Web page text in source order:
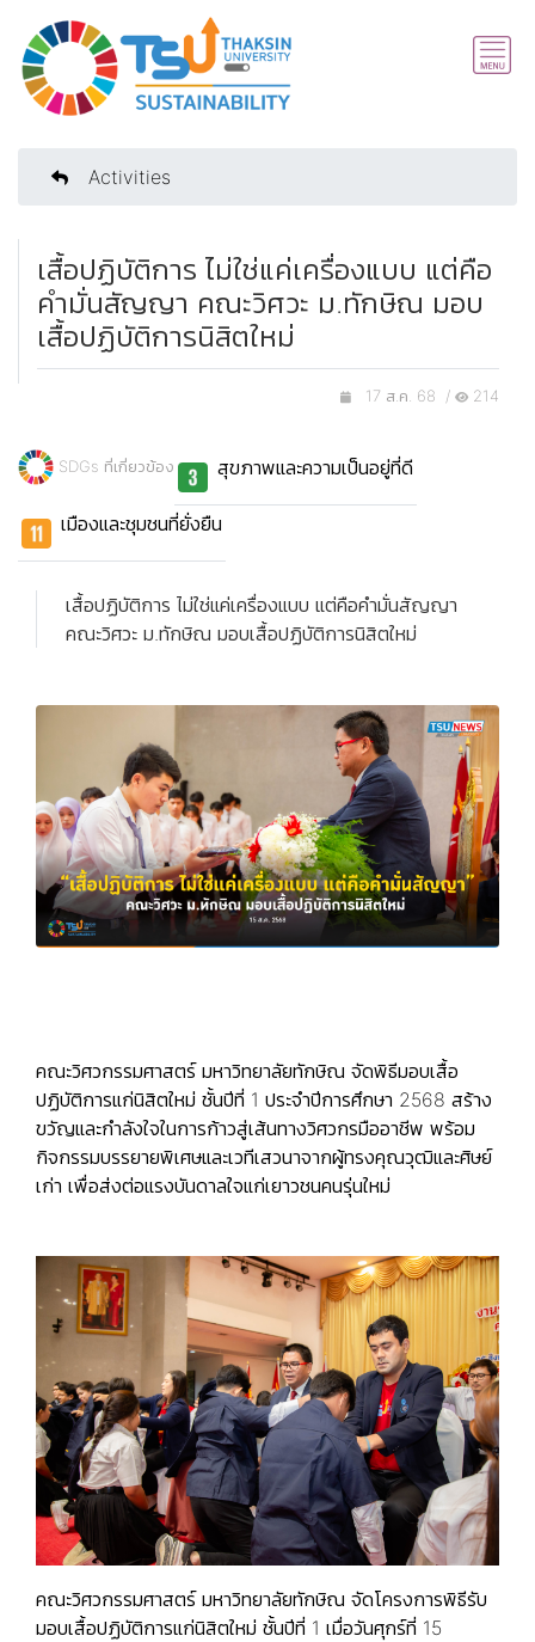
Activities
เสื้อปฏิบัติการ ไม่ใช่แค่เครื่องแบบ แต่คือ
คำมั่นสัญญา คณะวิศวะ ม.ทักษิณ มอบ
เสื้อปฏิบัติการนิสิตใหม่
17 ส.ค. 68 / 214
SDGs ที่เกี่ยวข้อง สุขภาพและความเป็นอยู่ที่ดี
เมืองและชุมชนที่ยั่งยืน
เสื้อปฏิบัติการ ไม่ใช่แค่เครื่องแบบ แต่คือคำมั่นสัญญา
คณะวิศวะ ม.ทักษิณ มอบเสื้อปฏิบัติการนิสิตใหม่
คณะวิศวกรรมศาสตร์ มหาวิทยาลัยทักษิณ จัดพิธีมอบเสื้อ
ปฏิบัติการแก่นิสิตใหม่ ชั้นปีที่ 1 ประจำปีการศึกษา 2568 สร้าง
ขวัญและกำลังใจในการก้าวสู่เส้นทางวิศวกรมืออาชีพ พร้อม
กิจกรรมบรรยายพิเศษและเวทีเสวนาจากผู้ทรงคุณวุฒิและศิษย์
เก่า เพื่อส่งต่อแรงบันดาลใจแก่เยาวชนคนรุ่นใหม่
คณะวิศวกรรมศาสตร์ มหาวิทยาลัยทักษิณ จัดโครงการพิธีรับ
มอบเสื้อปฏิบัติการแก่นิสิตใหม่ ชั้นปีที่ 1 เมื่อวันศุกร์ที่ 15